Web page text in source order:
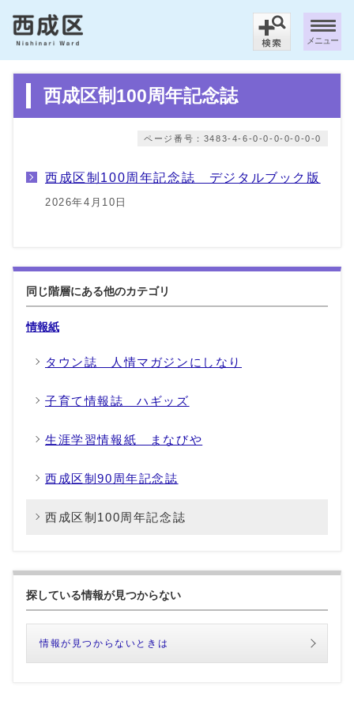
メニュー
西成区制100周年記念誌
ページ番号：3483-4-6-0-0-0-0-0-0-0
西成区制100周年記念誌 デジタルブック版
2026年4月10日
同じ階層にある他のカテゴリ
情報紙
タウン誌 人情マガジンにしなり
子育て情報誌 ハギッズ
生涯学習情報紙 まなびや
西成区制90周年記念誌
西成区制100周年記念誌
探している情報が見つからない
情報が見つからないときは